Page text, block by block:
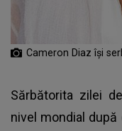
Cameron Diaz îşi
Sărbătorita zilei
nivel mondial